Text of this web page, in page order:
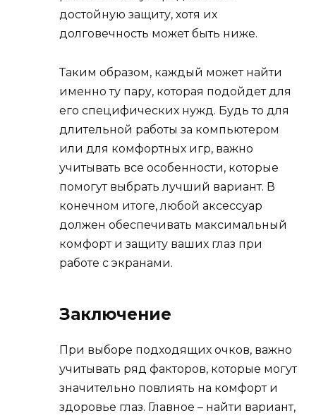
достойную защиту, хотя их
долговечность может быть ниже.
Таким образом, каждый может найти
именно ту пару, которая подойдет для
его специфических нужд. Будь то для
длительной работы за компьютером
или для комфортных игр, важно
учитывать все особенности, которые
помогут выбрать лучший вариант. В
конечном итоге, любой аксессуар
должен обеспечивать максимальный
комфорт и защиту ваших глаз при
работе с экранами.
Заключение
При выборе подходящих очков, важно
учитывать ряд факторов, которые могут
значительно повлиять на комфорт и
здоровье глаз. Главное – найти вариант,